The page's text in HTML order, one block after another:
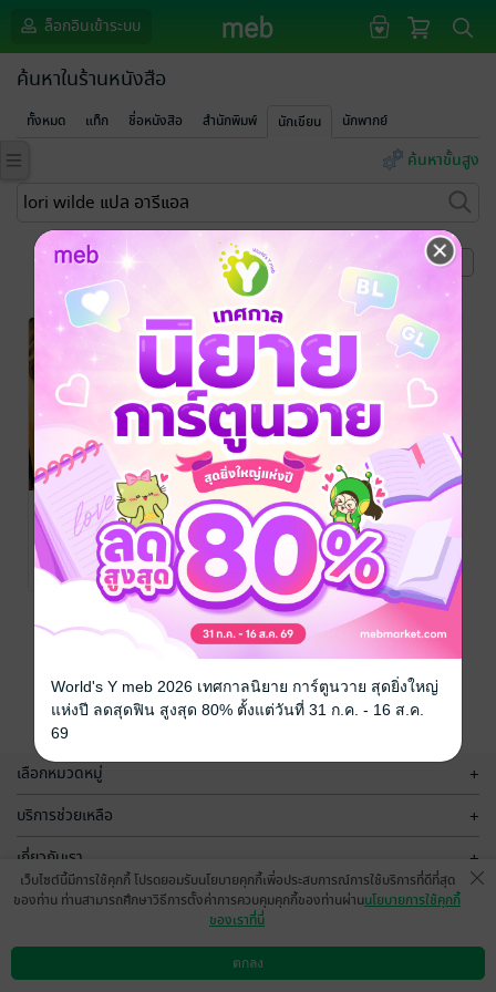
ล็อกอินเข้าระบบ
ค้นหาในร้านหนังสือ
ทั้งหมด แท็ก ชื่อหนังสือ สำนักพิมพ์ นักเขียน นักพากย์
ค้นหาขั้นสูง
หน้าที่ 1
นางฟ้านอกกฏ
หมาย
Lori Wilde แปล อา
รีแอล / สำนักพิมพ์
สายน้ำและสำนัก
นิยายโรมานซ์
No Rating
เลือกหมวดหมู่ +
บริการช่วยเหลือ +
เกี่ยวกับเรา +
กลุ่มธุรกิจในเครือ
ดาวน์โหลดแอป วิธีการใช้งาน ติดต่อเรา
เว็บไซต์นี้มีการใช้คุกกี้ โปรดยอมรับนโยบายคุกกี้เพื่อประสบการณ์การใช้บริการที่ดีที่สุด
ของท่าน ท่านสามารถศึกษาวิธีการตั้งค่าการควบคุมคุกกี้ของท่านผ่านนโยบายการใช้คุกกี้
ของเราที่นี่
ตกลง
World's Y meb 2026 เทศกาลนิยาย การ์ตูนวาย สุดยิ่งใหญ่
แห่งปี ลดสุดฟิน สูงสุด 80% ตั้งแต่วันที่ 31 ก.ค. - 16 ส.ค.
69